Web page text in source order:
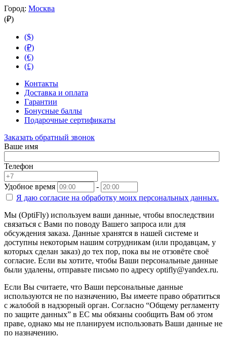
Город: Москва
(₽)
($)
(₽)
(€)
(£)
Контакты
Доставка и оплата
Гарантии
Бонусные баллы
Подарочные сертификаты
Заказать обратный звонок
Ваше имя
Телефон
Удобное время
-
Я даю согласие на обработку моих персональных данных.
Мы (OptiFly) используем ваши данные, чтобы впоследствии
связаться с Вами по поводу Вашего запроса или для
обсуждения заказа. Данные хранятся в нашей системе и
доступны некоторым нашим сотрудникам (или продавцам, у
которых сделан заказ) до тех пор, пока вы не отзовёте своё
согласие. Если вы хотите, чтобы Ваши персональные данные
были удалены, отправьте письмо по адресу optifly@yandex.ru.
Если Вы считаете, что Ваши персональные данные
используются не по назначению, Вы имеете право обратиться
с жалобой в надзорный орган. Согласно “Общему регламенту
по защите данных” в ЕС мы обязаны сообщить Вам об этом
праве, однако мы не планируем использовать Ваши данные не
по назначению.